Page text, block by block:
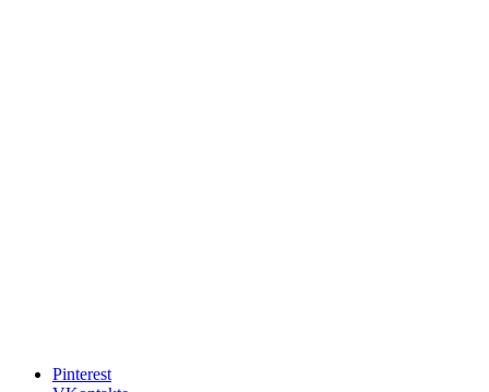
Pinterest